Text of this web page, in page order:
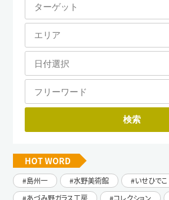
HOT WORD
島州一 水野美術館 いせひでこ